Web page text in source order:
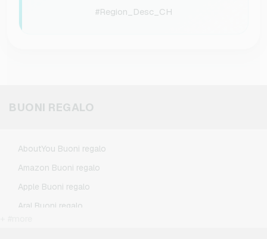
#Region_Desc_CH
BUONI REGALO
AboutYou Buoni regalo
Amazon Buoni regalo
Apple Buoni regalo
Aral Buoni regalo